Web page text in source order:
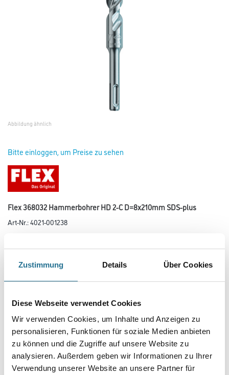
Zustimmung Details Über Cookies
Diese Webseite verwendet Cookies
Wir verwenden Cookies, um Inhalte und Anzeigen zu
personalisieren, Funktionen für soziale Medien anbieten
zu können und die Zugriffe auf unsere Website zu
analysieren. Außerdem geben wir Informationen zu Ihrer
Verwendung unserer Website an unsere Partner für
Abbildung ähnlich
Bitte einloggen, um Preise zu sehen
Flex 368032 Hammerbohrer HD 2-C D=8x210mm SDS-plus
Art-Nr.:4021-001238
Förderspirale. Kernverstärkung für maximale Energieübertragung
Schlagenergie auf die Bohrschneide. Ideal geeignet zum Bohren
Durchmesser in millimeter